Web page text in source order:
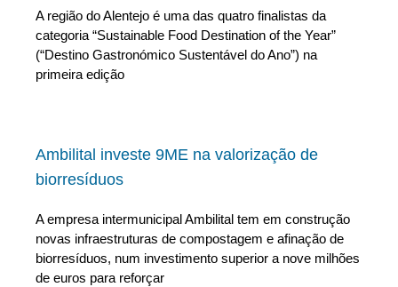
A região do Alentejo é uma das quatro finalistas da
categoria “Sustainable Food Destination of the Year”
(“Destino Gastronómico Sustentável do Ano”) na
primeira edição
Ambilital investe 9ME na valorização de
biorresíduos
A empresa intermunicipal Ambilital tem em construção
novas infraestruturas de compostagem e afinação de
biorresíduos, num investimento superior a nove milhões
de euros para reforçar